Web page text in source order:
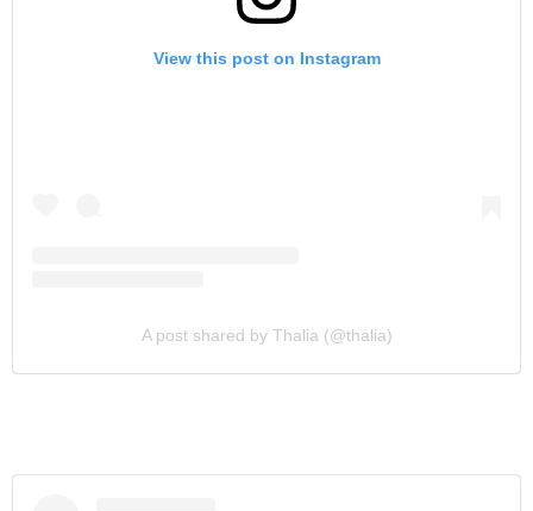
View this post on Instagram
A post shared by Thalia (@thalia)